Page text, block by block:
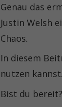
Genau das
Justin Welsh
Chaos.
In diesem
nutzen kannst.
Bist du bereit?